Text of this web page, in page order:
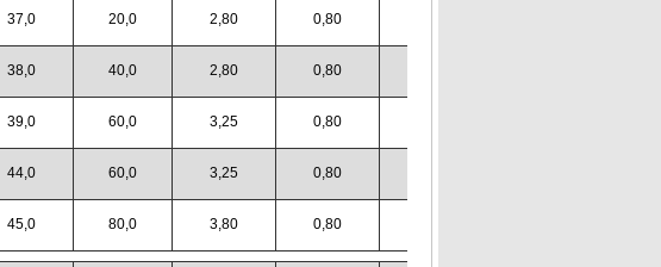
37,0 20,0 2,80 0,80
38,0 40,0 2,80 0,80
39,0 60,0 3,25 0,80
44,0 60,0 3,25 0,80
45,0 80,0 3,80 0,80